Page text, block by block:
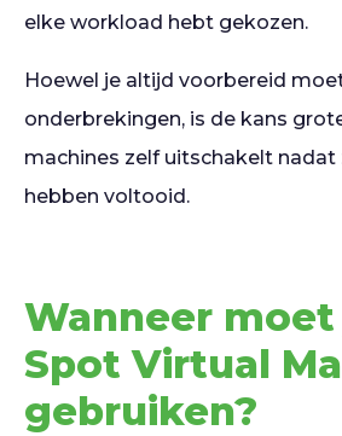
elke workload hebt gekozen.
Hoewel je altijd voorbereid
onderbrekingen, is de kans
machines zelf uitschakelt nadat
hebben voltooid.
Wanneer
Spot Virtual
gebruiken?